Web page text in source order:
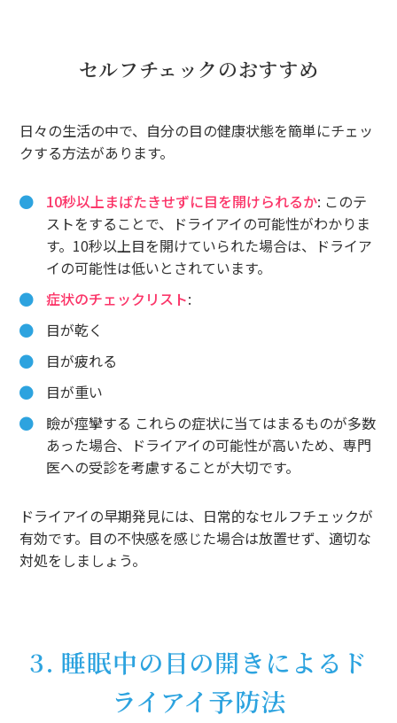
セルフチェックのおすすめ
日々の生活の中で、自分の目の健康状態を簡単にチェッ
クする方法があります。
10秒以上まばたきせずに目を開けられるか: このテ
ストをすることで、ドライアイの可能性がわかりま
す。10秒以上目を開けていられた場合は、ドライア
イの可能性は低いとされています。
症状のチェックリスト:
目が乾く
目が疲れる
目が重い
瞼が痙攣する これらの症状に当てはまるものが多数
あった場合、ドライアイの可能性が高いため、専門
医への受診を考慮することが大切です。
ドライアイの早期発見には、日常的なセルフチェックが
有効です。目の不快感を感じた場合は放置せず、適切な
対処をしましょう。
3. 睡眠中の目の開きによるド
ライアイ予防法